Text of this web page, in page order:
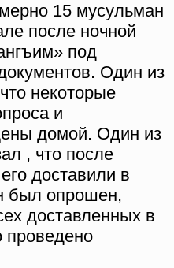
15 мусульман
после ночной
под
Один из
некоторые
и
домой. Один из
, что после
доставили в
был опрошен,
доставленных в
проведено